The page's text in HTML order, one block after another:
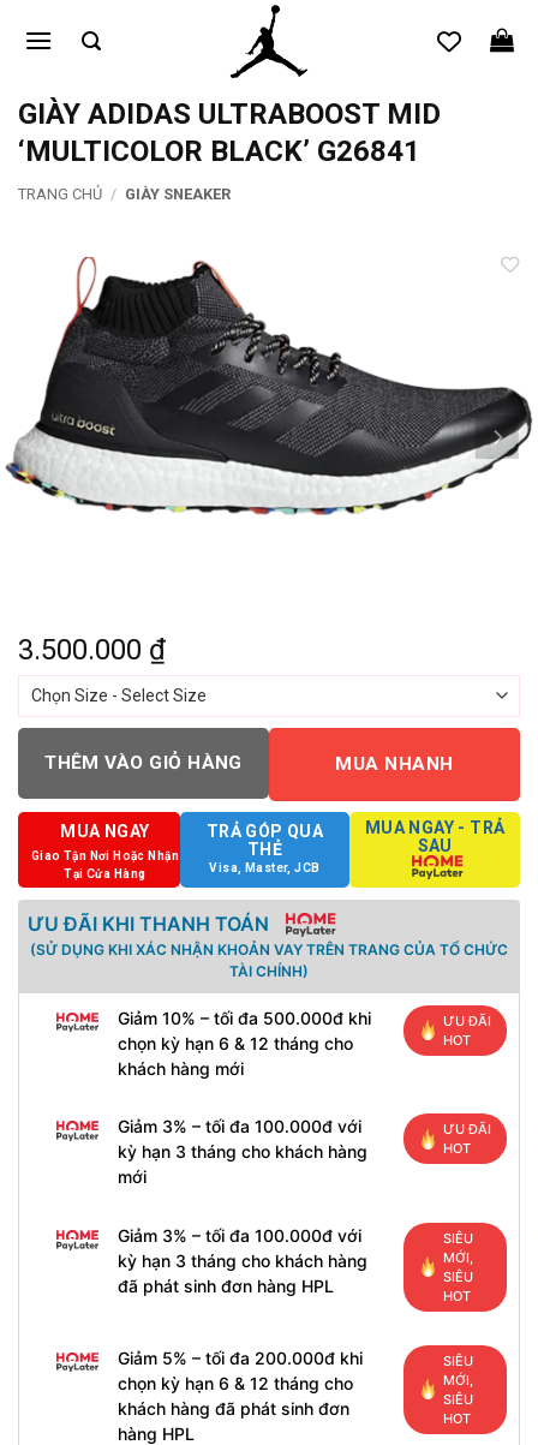
qua
dungGIÀY ADIDAS ULTRABOOST MID
‘MULTICOLOR BLACK’ G26841
TRANG CHỦ / GIÀY SNEAKER
3.500.000 ₫
THÊM VÀO GIỎ HÀNG MUA NHANH
MUA NGAY
Giao Tận Nơi Hoặc Nhận
Tại Cửa Hàng
TRẢ GÓP QUA
THẺ
Visa, Master, JCB
MUA NGAY - TRẢ
SAU
ƯU ĐÃI KHI THANH TOÁN
(SỬ DỤNG KHI XÁC NHẬN KHOẢN VAY TRÊN TRANG CỦA TỔ CHỨC
TÀI CHÍNH)
Giảm 10% – tối đa 500.000đ khi
chọn kỳ hạn 6 & 12 tháng cho
khách hàng mới
ƯU ĐÃI
HOT
Giảm 3% – tối đa 100.000đ với
kỳ hạn 3 tháng cho khách hàng
mới
ƯU ĐÃI
HOT
Giảm 3% – tối đa 100.000đ với
kỳ hạn 3 tháng cho khách hàng
đã phát sinh đơn hàng HPL
SIÊU
MỚI,
SIÊU
HOT
Giảm 5% – tối đa 200.000đ khi
chọn kỳ hạn 6 & 12 tháng cho
khách hàng đã phát sinh đơn
hàng HPL
SIÊU
MỚI,
SIÊU
HOT